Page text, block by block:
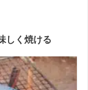
しく焼ける